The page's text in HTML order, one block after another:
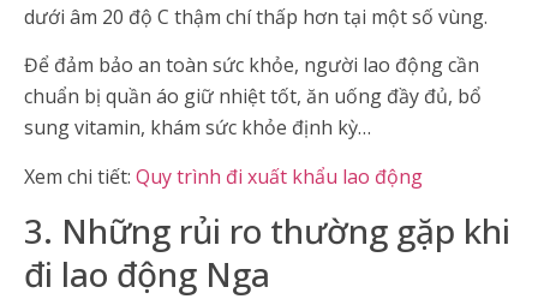
dưới âm 20 độ C thậm chí thấp hơn tại một số vùng.
Để đảm bảo an toàn sức khỏe, người lao động cần
chuẩn bị quần áo giữ nhiệt tốt, ăn uống đầy đủ, bổ
sung vitamin, khám sức khỏe định kỳ…
Xem chi tiết: Quy trình đi xuất khẩu lao động
3. Những rủi ro thường gặp khi
đi lao động Nga